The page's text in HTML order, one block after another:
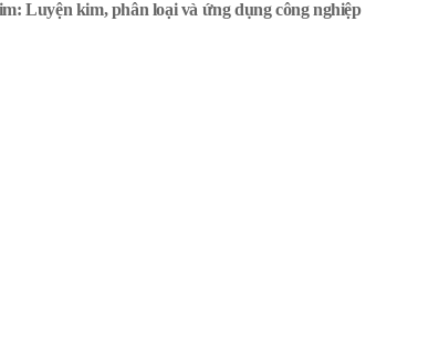
Luyện kim, phân loại và ứng dụng công nghiệp